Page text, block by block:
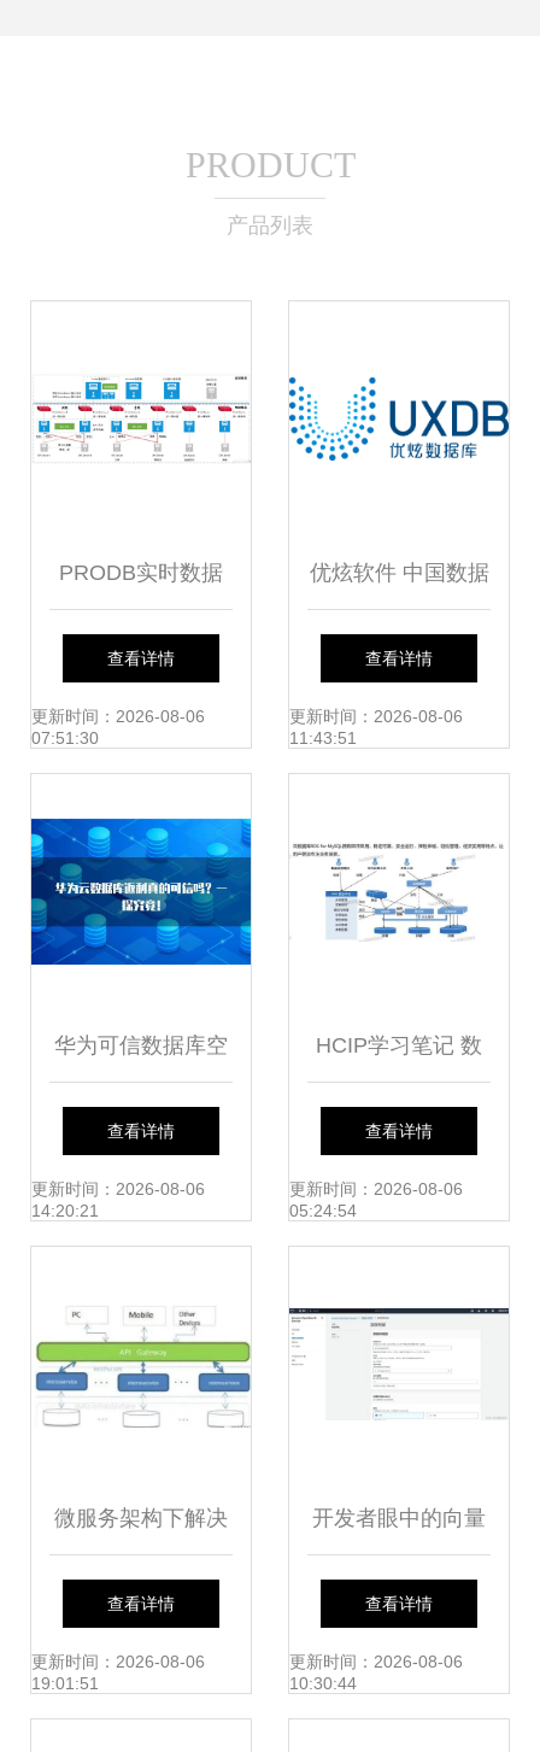
PRODUCT
产品列表
PRODB实时数据
库服务器部署架构
说明
查看详情
更新时间：2026-08-06
07:51:30
优炫软件 中国数据
库创新的坚守与突
破
查看详情
更新时间：2026-08-06
11:43:51
华为可信数据库空
间 引领数据服务新
范式
查看详情
更新时间：2026-08-06
14:20:21
HCIP学习笔记 数
据库服务规划
（5）——数据库
查看详情
更新时间：2026-08-06
05:24:54
微服务架构下解决
数据库跨库查询的
一些思路
查看详情
更新时间：2026-08-06
19:01:51
开发者眼中的向量
数据库 应用领域与
服务演进
查看详情
更新时间：2026-08-06
10:30:44